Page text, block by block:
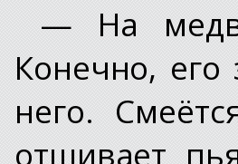
— На
Конечно,
него.
отшивает